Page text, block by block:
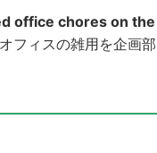
office chores on
フィスの雑用を企画部